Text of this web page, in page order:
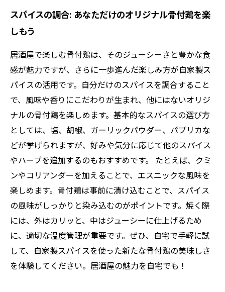
スパイスの調合: あなただけのオリジナル骨付鶏を楽
しもう
居酒屋で楽しむ骨付鶏は、そのジューシーさと豊かな食
感が魅力ですが、さらに一歩進んだ楽しみ方が自家製ス
パイスの活用です。自分だけのスパイスを調合すること
で、風味や香りにこだわりが生まれ、他にはないオリジ
ナルの骨付鶏を楽しめます。基本的なスパイスの選び方
としては、塩、胡椒、ガーリックパウダー、パプリカな
どが挙げられますが、好みや気分に応じて他のスパイス
やハーブを追加するのもおすすめです。 たとえば、クミ
ンやコリアンダーを加えることで、エスニックな風味を
楽しめます。骨付鶏は事前に漬け込むことで、スパイス
の風味がしっかりと染み込むのがポイントです。焼く際
には、外はカリッと、中はジューシーに仕上げるため
に、適切な温度管理が重要です。ぜひ、自宅で手軽に試
して、自家製スパイスを使った新たな骨付鶏の美味しさ
を体験してください。居酒屋の魅力を自宅でも！